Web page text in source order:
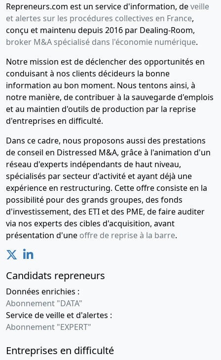
Repreneurs.com est un service d'information, deveille
et alertes sur les procédures collectives en France,
conçu et maintenu depuis 2016 par Dealing-Room,
broker M&A spécialisé dans l'économie numérique.
Notre mission est de déclencher des opportunités en
conduisant à nos clients décideurs la bonne
information au bon moment. Nous tentons ainsi, à
notre manière, de contribuer à la sauvegarde d'emplois
et au maintien d'outils de production par la reprise
d'entreprises en difficulté.
Dans ce cadre, nous proposons aussi des prestations
de conseil en Distressed M&A, grâce à l'animation d'un
réseau d'experts indépendants de haut niveau,
spécialisés par secteur d'activité et ayant déjà une
expérience en restructuring. Cette offre consiste en la
possibilité pour des grands groupes, des fonds
d'investissement, des ETI et des PME, de faire auditer
via nos experts des cibles d'acquisition, avant
présentation d'une offre de reprise à la barre.
Candidats repreneurs
Données enrichies :
Abonnement "DATA"
Service de veille et d'alertes :
Abonnement "EXPERT"
Entreprises en difficulté